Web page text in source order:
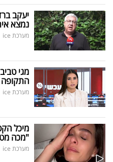
נמצא
מערכת ice
התקופה
מערכת ice
מיכל
"מכה
מערכת ice